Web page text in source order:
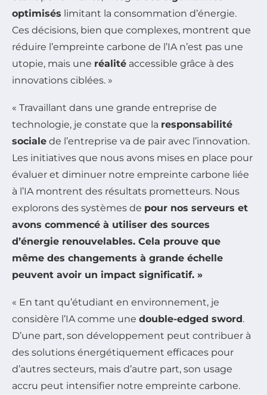
optimisés limitant la consommation d’énergie.
Ces décisions, bien que complexes, montrent que
réduire l’empreinte carbone de l’IA n’est pas une
utopie, mais une réalité accessible grâce à des
innovations ciblées. »
« Travaillant dans une grande entreprise de
technologie, je constate que la responsabilité
sociale de l’entreprise va de pair avec l’innovation.
Les initiatives que nous avons mises en place pour
évaluer et diminuer notre empreinte carbone liée
à l’IA montrent des résultats prometteurs. Nous
explorons des systèmes de pour nos serveurs et
avons commencé à utiliser des sources
d’énergie renouvelables. Cela prouve que
même des changements à grande échelle
peuvent avoir un impact significatif. »
« En tant qu’étudiant en environnement, je
considère l’IA comme une double-edged sword.
D’une part, son développement peut contribuer à
des solutions énergétiquement efficaces pour
d’autres secteurs, mais d’autre part, son usage
accru peut intensifier notre empreinte carbone.